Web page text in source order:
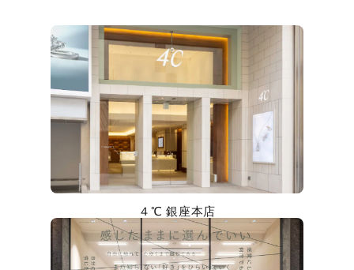
すべてのジュエリー
４℃ 銀座本店